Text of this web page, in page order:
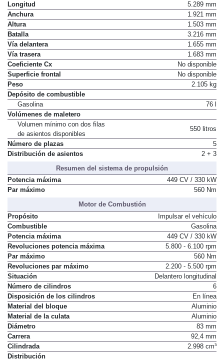
Longitud
5.289 mm
Anchura
1.921 mm
Altura
1.503 mm
Batalla
3.216 mm
Vía delantera
1.655 mm
Vía trasera
1.683 mm
Coeficiente Cx
No disponible
Superficie frontal
No disponible
Peso
2.105 kg
Depósito de combustible
Gasolina
76 l
Volúmenes de maletero
Volumen mínimo con dos filas
de asientos disponibles
550 litros
Número de plazas
5
Distribución de asientos
2 + 3
Resumen del sistema de propulsión
Potencia máxima
449 CV / 330 kW
Par máximo
560 Nm
Motor de Combustión
Propósito
Impulsar el vehículo
Combustible
Gasolina
Potencia máxima
449 CV / 330 kW
Revoluciones potencia máxima
5.800 - 6.100 rpm
Par máximo
560 Nm
Revoluciones par máximo
2.200 - 5.500 rpm
Situación
Delantero longitudinal
Número de cilindros
6
Disposición de los cilindros
En línea
Material del bloque
Aluminio
Material de la culata
Aluminio
Diámetro
83 mm
Carrera
92,4 mm
Cilindrada
2.998 cm³
Distribución